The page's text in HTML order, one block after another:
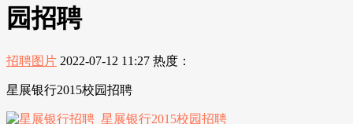
园招聘
招聘图片 2022-07-12 11:27 热度：
星展银行2015校园招聘